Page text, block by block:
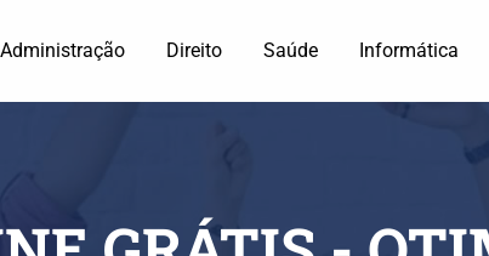
Administração Direito Saúde Informática